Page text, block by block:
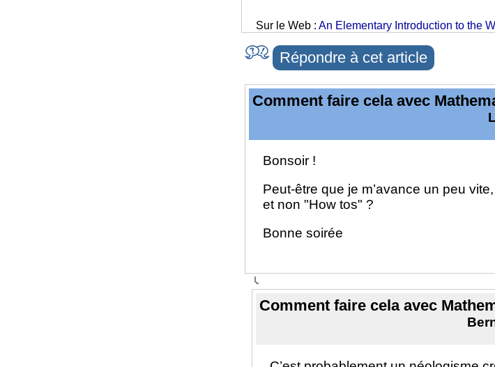
Sur le Web : An Elementary Introduction to the
Répondre à cet article
Comment faire cela avec
Bonsoir !
Peut-être que je m’avance un peu
et non "How tos" ?
Bonne soirée
Comment faire cela avec